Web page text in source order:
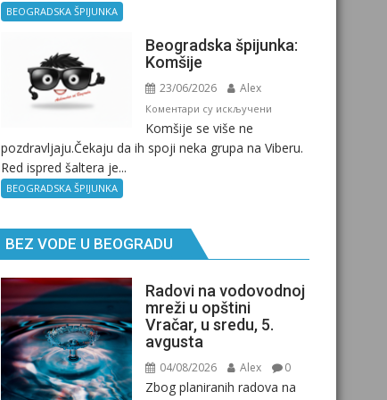
znaš
pitaj
BEOGRADSKA ŠPIJUNKA
Beogradska špijunka:
Komšije
23/06/2026 Alex
Коментари су искљученина
špijunka:
Komšije se više ne
pozdravljaju.Čekaju da ih spoji neka grupa na Viberu.
Red ispred šaltera je...
BEOGRADSKA ŠPIJUNKA
BEZ VODE U BEOGRADU
Radovi na vodovodnoj
mreži u opštini
Vračar, u sredu, 5.
avgusta
04/08/2026 Alex 0
Zbog planiranih radova na